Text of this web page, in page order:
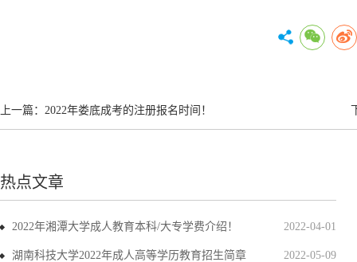
上一篇： 2022年娄底成考的注册报名时间！
热点文章
2022-04-01
2022年湘潭大学成人教育本科/大专学费介绍！
2022-05-09
湖南科技大学2022年成人高等学历教育招生简章